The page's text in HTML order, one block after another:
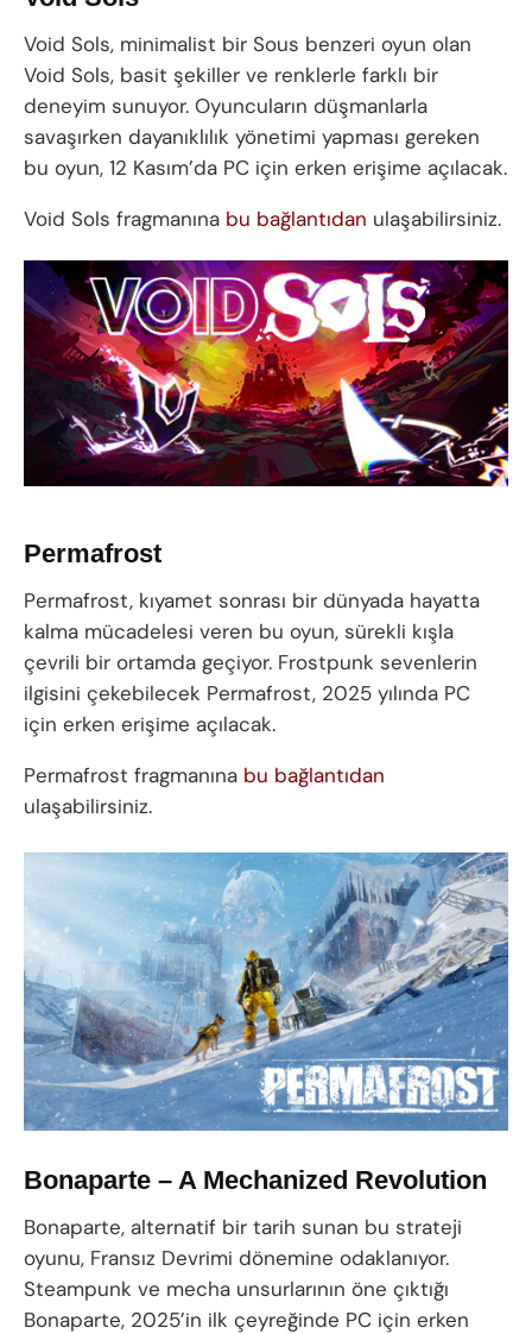
Void Sols, minimalist bir Sous benzeri oyun olan
Void Sols, basit şekiller ve renklerle farklı bir
deneyim sunuyor. Oyuncuların düşmanlarla
savaşırken dayanıklılık yönetimi yapması gereken
bu oyun, 12 Kasım’da PC için erken erişime açılacak.
Void Sols fragmanına bu bağlantıdan ulaşabilirsiniz.
Permafrost
Permafrost, kıyamet sonrası bir dünyada hayatta
kalma mücadelesi veren bu oyun, sürekli kışla
çevrili bir ortamda geçiyor. Frostpunk sevenlerin
ilgisini çekebilecek Permafrost, 2025 yılında PC
için erken erişime açılacak.
Permafrost fragmanına bu bağlantıdan
ulaşabilirsiniz.
Bonaparte – A Mechanized Revolution
Bonaparte, alternatif bir tarih sunan bu strateji
oyunu, Fransız Devrimi dönemine odaklanıyor.
Steampunk ve mecha unsurlarının öne çıktığı
Bonaparte, 2025’in ilk çeyreğinde PC için erken